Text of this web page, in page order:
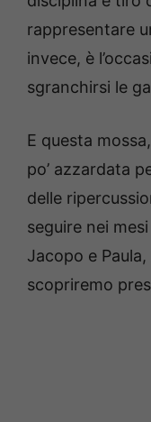
rappresentare
invece, è
sgranchirsi le
E questa
po’ azzardata
delle
seguire nei
Jacopo e
scopriremo